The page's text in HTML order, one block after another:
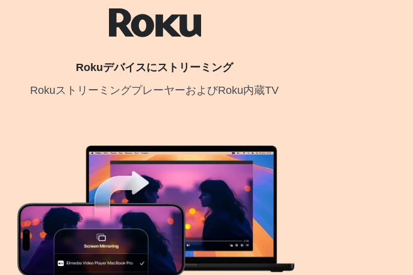
Rokuデバイスにストリーミング
RokuストリーミングプレーヤーおよびRoku内蔵TV